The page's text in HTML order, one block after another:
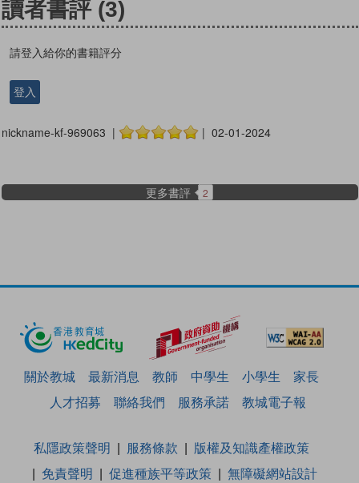
讀者書評 (3)
請登入給你的書籍評分
登入
nickname-kf-969063 | | 02-01-2024
更多書評 2
關於教城 最新消息 教師 中學生 小學生
家長
人才招募
聯絡我們 服務承諾 教城電子報
私隱政策聲明 服務條款
版權及知識產權政策
免責聲明
促進種族平等政策 無障礙網站設計